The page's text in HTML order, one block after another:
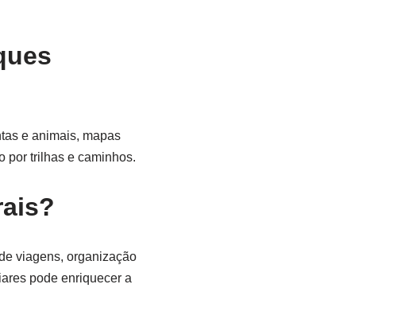
e animais, mapas
por trilhas e caminhos.
viagens, organização
pode enriquecer a